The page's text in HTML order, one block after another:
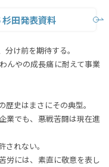
田発表資料
け前を期待する。
んやの成長痛に耐えて事業
史はまさにその典型。
業でも、悪戦苦闘は現在進
れない。
労には、素直に敬意を表し